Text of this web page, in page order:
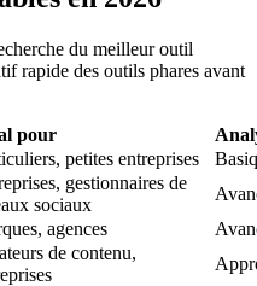
du meilleur outil
rapide des outils phares avant
pour
petites entreprises
gestionnaires de
sociaux
agences
de contenu,